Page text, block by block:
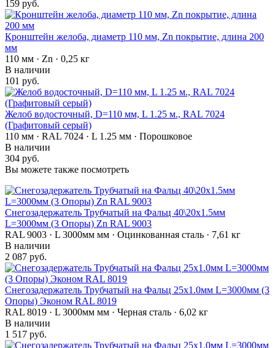
159 руб.
Кронштейн желоба, диаметр 110 мм, Zn покрытие, длина 200
мм
110 мм · Zn · 0,25 кг
В наличии
101 руб.
Желоб водосточный, D=110 мм, L 1.25 м., RAL 7024
(Графитовый серый)
110 мм · RAL 7024 · L 1.25 мм · Порошковое
В наличии
304 руб.
Вы можете также посмотреть
Снегозадержатель Трубчатый на Фальц 40\20х1.5мм
L=3000мм (3 Опоры) Zn RAL 9003
RAL 9003 · L 3000мм мм · Оцинкованная сталь · 7,61 кг
В наличии
2 087 руб.
Снегозадержатель Трубчатый на Фальц 25х1.0мм L=3000мм (3
Опоры) Эконом RAL 8019
RAL 8019 · L 3000мм мм · Черная сталь · 6,02 кг
В наличии
1 517 руб.